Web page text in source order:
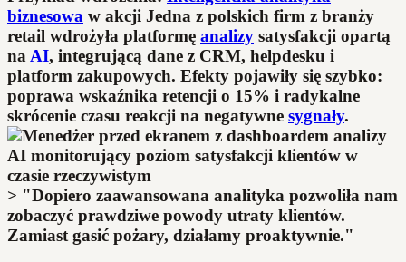
biznesowa w akcji Jedna z polskich firm z branży
retail wdrożyła platformę analizy satysfakcji opartą
naAI, integrującą dane z CRM, helpdesku i
platform zakupowych. Efekty pojawiły się szybko:
poprawa wskaźnika retencji o 15% i radykalne
skrócenie czasu reakcji na negatywne sygnały.
> "Dopiero zaawansowana analityka pozwoliła nam
zobaczyć prawdziwe powody utraty klientów.
Zamiast gasić pożary, działamy proaktywnie."